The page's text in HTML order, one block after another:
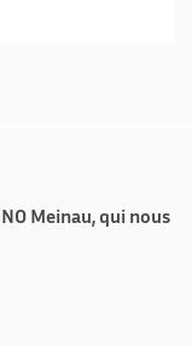
Meinau, qui nous